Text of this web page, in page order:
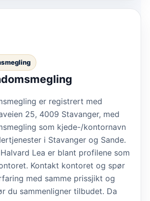
er registrert med
25, 4009 Stavanger, med
som kjede-/kontornavn
i Stavanger og Sande.
Lea er blant profilene som
Kontakt kontoret og spør
med samme prissjikt og
du sammenligner tilbudet. Da